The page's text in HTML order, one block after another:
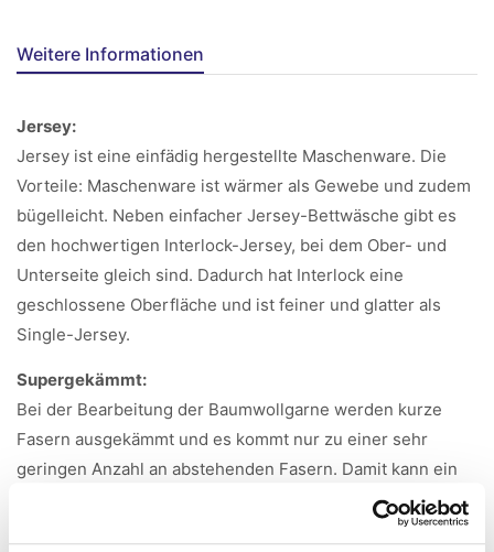
Weitere Informationen
Jersey:
Jersey ist eine einfädig hergestellte Maschenware. Die
Vorteile: Maschenware ist wärmer als Gewebe und zudem
bügelleicht. Neben einfacher Jersey-Bettwäsche gibt es
den hochwertigen Interlock-Jersey, bei dem Ober- und
Unterseite gleich sind. Dadurch hat Interlock eine
geschlossene Oberfläche und ist feiner und glatter als
Single-Jersey.
Supergekämmt:
Bei der Bearbeitung der Baumwollgarne werden kurze
Fasern ausgekämmt und es kommt nur zu einer sehr
geringen Anzahl an abstehenden Fasern. Damit kann ein
edles Produkt aus langen, glatten und gleichmäßigen